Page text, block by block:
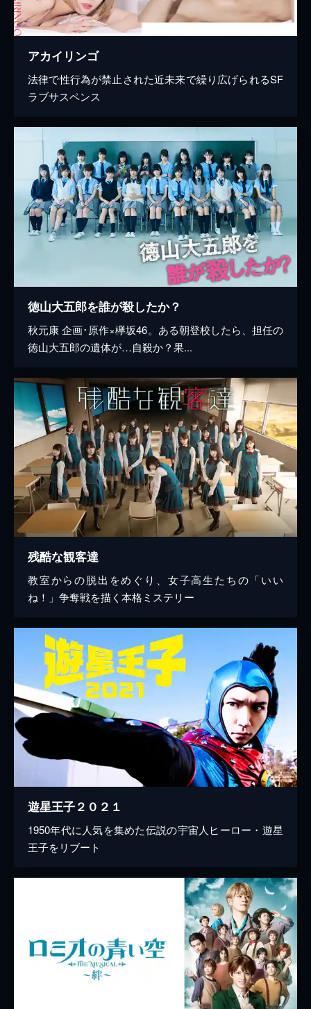
アカイリンゴ
法律で性行為が禁止された近未来で繰り広げられるSF
ラブサスペンス
徳山大五郎を誰が殺したか？
秋元康 企画･原作×欅坂46。ある朝登校したら、担任の
徳山大五郎の遺体が…自殺か？果...
残酷な観客達
教室からの脱出をめぐり、女子高生たちの「いい
ね！」争奪戦を描く本格ミステリー
遊星王子２０２１
1950年代に人気を集めた伝説の宇宙人ヒーロー・遊星
王子をリブート